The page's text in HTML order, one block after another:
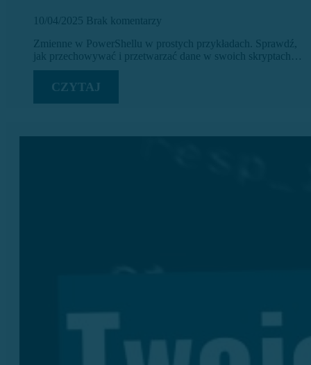
10/04/2025 Brak komentarzy
Zmienne w PowerShellu w prostych przykładach. Sprawdź,
jak przechowywać i przetwarzać dane w swoich skryptach…
CZYTAJ